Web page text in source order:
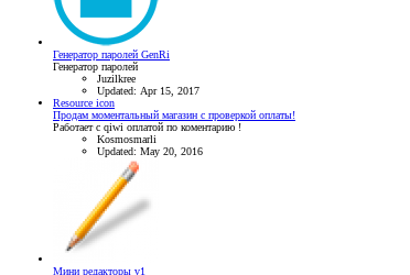
Генератор паролей GenRi
Генератор паролей
Juzilkree
Updated: Apr 15, 2017
Resource icon
Продам моментальный магазин с проверкой оплаты!
Работает с qiwi оплатой по коментарию !
Kosmosmarli
Updated: May 20, 2016
Мини редакторы v1